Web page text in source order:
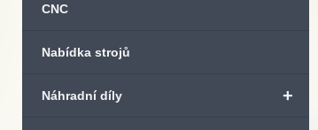
CNC
Nabídka strojů
+
Náhradní díly